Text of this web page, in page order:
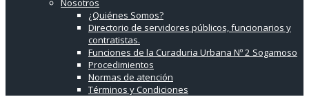
Nosotros
¿Quiénes Somos?
Directorio de servidores públicos, funcionarios y
contratistas.
Funciones de la Curaduria Urbana Nº 2 Sogamoso
Procedimientos
Normas de atención
Términos y Condiciones